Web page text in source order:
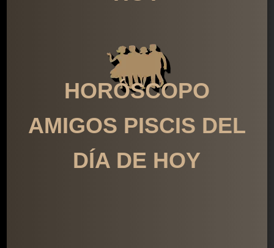
HORÓSCOPO
AMIGOS PISCIS DEL
DÍA DE HOY